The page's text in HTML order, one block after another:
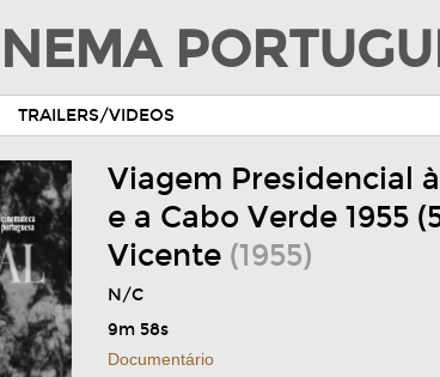
TRAILERS/VIDEOS
Viagem Presidencial
e a Cabo Verde 1955
Vicente (1955)
N/C
9m 58s
Documentário